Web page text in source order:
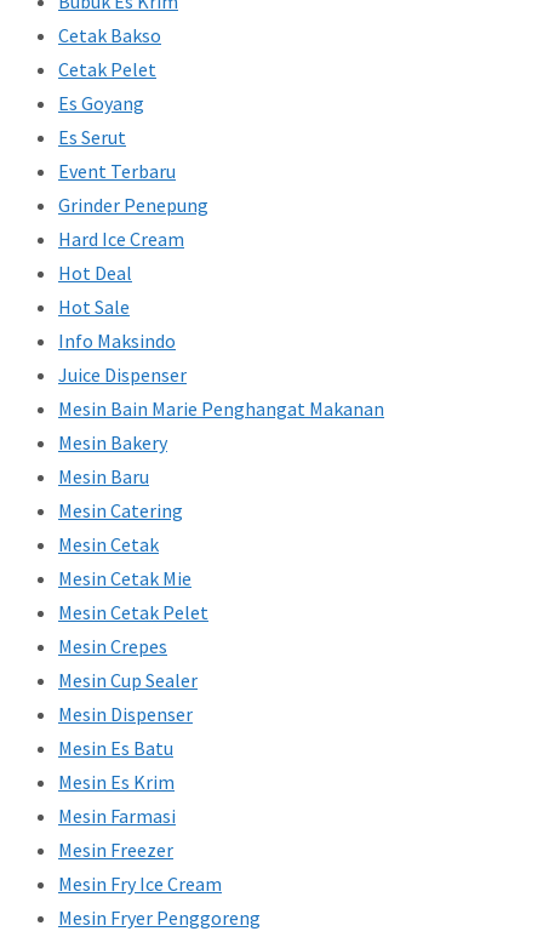
Cetak Bakso
Cetak Pelet
Es Goyang
Es Serut
Event Terbaru
Grinder Penepung
Hard Ice Cream
Hot Deal
Hot Sale
Info Maksindo
Juice Dispenser
Mesin Bain Marie Penghangat Makanan
Mesin Bakery
Mesin Baru
Mesin Catering
Mesin Cetak
Mesin Cetak Mie
Mesin Cetak Pelet
Mesin Crepes
Mesin Cup Sealer
Mesin Dispenser
Mesin Es Batu
Mesin Es Krim
Mesin Farmasi
Mesin Freezer
Mesin Fry Ice Cream
Mesin Fryer Penggoreng